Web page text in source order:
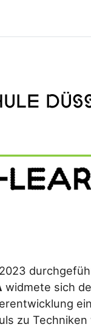
widmete sich
zu